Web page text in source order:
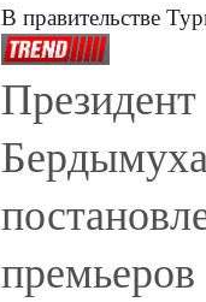
В правительстве